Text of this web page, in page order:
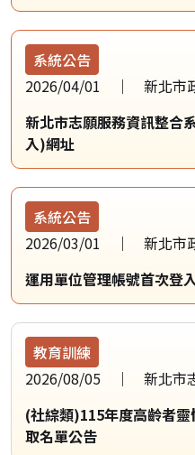
系統公告
2026/04/01
新北市
新北市志願服務資訊整合
入)網址
系統公告
2026/03/01
新北市
運用單位管理帳號首次登
教育訓練
2026/08/05
新北市
(社綜類)115年度高齡者
取名單公告